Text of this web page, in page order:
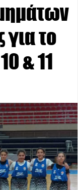
για το
& 11